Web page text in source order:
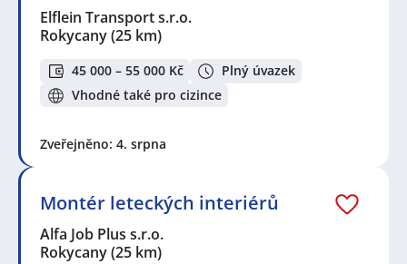
Elflein Transport s.r.o.
Rokycany(25 km)
45 000 – 55 000 Kč
Plný úvazek
Vhodné také pro cizince
Zveřejněno: 4. srpna
Montér leteckých interiérů
Alfa Job Plus s.r.o.
Rokycany(25 km)